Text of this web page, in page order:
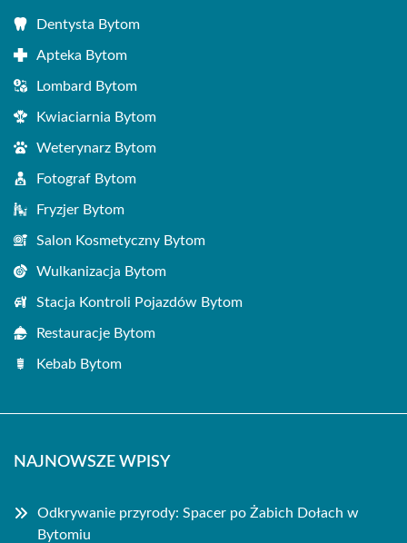
Dentysta Bytom
Apteka Bytom
Lombard Bytom
Kwiaciarnia Bytom
Weterynarz Bytom
Fotograf Bytom
Fryzjer Bytom
Salon Kosmetyczny Bytom
Wulkanizacja Bytom
Stacja Kontroli Pojazdów Bytom
Restauracje Bytom
Kebab Bytom
NAJNOWSZE WPISY
Odkrywanie przyrody: Spacer po Żabich Dołach w
Bytomiu